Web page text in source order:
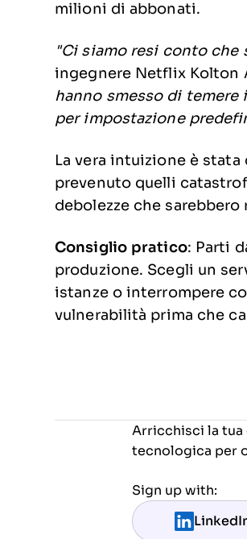
milioni di abbonati.
"Ci siamo resi conto che
ingegnere Netflix Kolton
hanno smesso di
per impostazione
La vera intuizione è
prevenuto quelli
debolezze che
Consiglio pratico: Parti
produzione. Scegli un
istanze o interrompere
vulnerabilità prima che
Arricchisci la tua
tecnologica per
Sign up with: